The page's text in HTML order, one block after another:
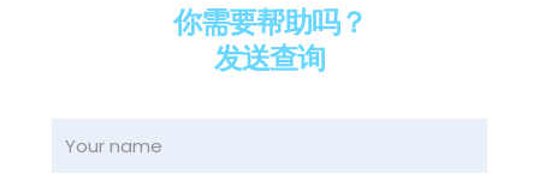
你需要帮助吗？
发送查询